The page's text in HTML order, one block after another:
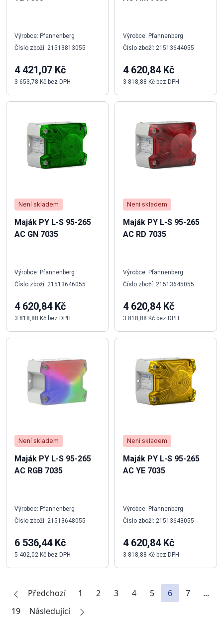
Výrobce: Pfannenberg
Číslo zboží: 21513813055
4 421,07 Kč
3 653,78 Kč bez DPH
Výrobce: Pfannenberg
Číslo zboží: 21513644055
4 620,84 Kč
3 818,88 Kč bez DPH
Není skladem
Maják PY L-S 95-265
AC GN 7035
Výrobce: Pfannenberg
Číslo zboží: 21513646055
4 620,84 Kč
3 818,88 Kč bez DPH
Není skladem
Maják PY L-S 95-265
AC RD 7035
Výrobce: Pfannenberg
Číslo zboží: 21513645055
4 620,84 Kč
3 818,88 Kč bez DPH
Není skladem
Maják PY L-S 95-265
AC RGB 7035
Výrobce: Pfannenberg
Číslo zboží: 21513648055
6 536,44 Kč
5 402,02 Kč bez DPH
Není skladem
Maják PY L-S 95-265
AC YE 7035
Výrobce: Pfannenberg
Číslo zboží: 21513643055
4 620,84 Kč
3 818,88 Kč bez DPH
Předchozí 1 2 3 4 5 6 7
...
19
Následující